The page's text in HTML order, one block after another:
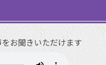
お聞きいただけます